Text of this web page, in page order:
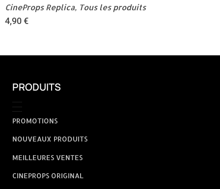
CineProps Replica, Tous les produits
4,90€
PRODUITS
PROMOTIONS
NOUVEAUX PRODUITS
MEILLEURES VENTES
CINEPROPS ORIGINAL